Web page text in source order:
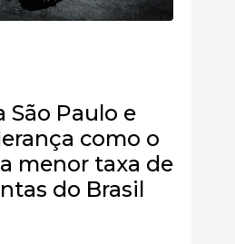
São Paulo e
como o
menor taxa de
do Brasil